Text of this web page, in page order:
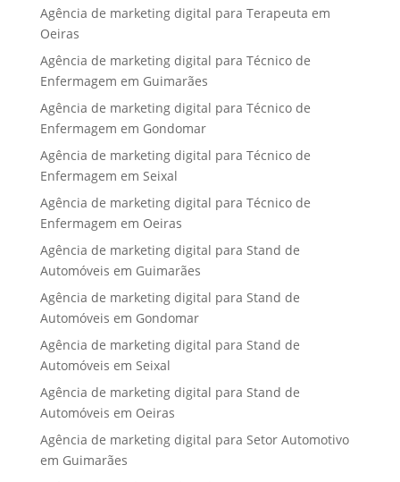
Agência de marketing digital para Terapeuta em
Oeiras
Agência de marketing digital para Técnico de
Enfermagem em Guimarães
Agência de marketing digital para Técnico de
Enfermagem em Gondomar
Agência de marketing digital para Técnico de
Enfermagem em Seixal
Agência de marketing digital para Técnico de
Enfermagem em Oeiras
Agência de marketing digital para Stand de
Automóveis em Guimarães
Agência de marketing digital para Stand de
Automóveis em Gondomar
Agência de marketing digital para Stand de
Automóveis em Seixal
Agência de marketing digital para Stand de
Automóveis em Oeiras
Agência de marketing digital para Setor Automotivo
em Guimarães